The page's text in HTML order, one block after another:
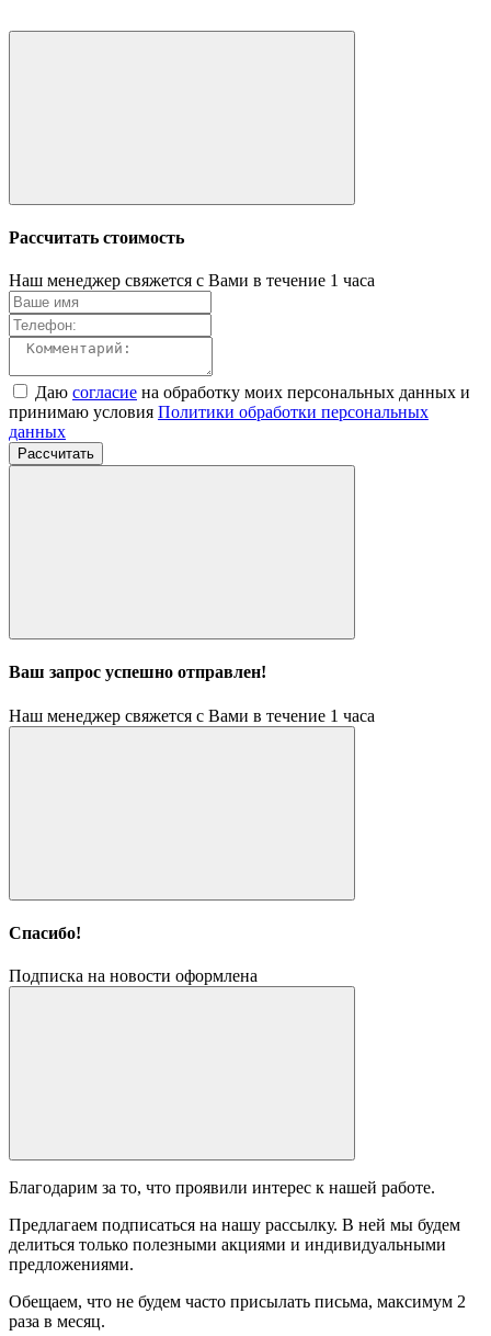
Рассчитать стоимость
Наш менеджер свяжется с Вами в течение 1 часа
Даю согласие на обработку моих персональных данных и
принимаю условия Политики обработки персональных
данных
Рассчитать
Ваш запрос успешно отправлен!
Наш менеджер свяжется с Вами в течение 1 часа
Спасибо!
Подписка на новости оформлена
Благодарим за то, что проявили интерес к нашей работе.
Предлагаем подписаться на нашу рассылку. В ней мы будем
делиться только полезными акциями и индивидуальными
предложениями.
Обещаем, что не будем часто присылать письма, максимум 2
раза в месяц.